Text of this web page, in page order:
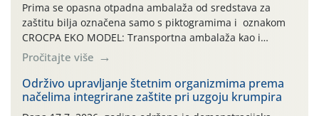
Prima se opasna otpadna ambalaža od sredstava za
zaštitu bilja označena samo s piktogramima i oznakom
CROCPA EKO MODEL: Transportna ambalaža kao i
ambalaža drugih proizvoda koji nisu sredstva za zaštitu
bilja (npr. ambalaža od mineralnih gnojiva,) se ne
prihvaća. Korisnicima je osiguran besplatni povrat
prazne ambalaže isključivo ovih tvrtki: AGROCHEM-MAKS,
AGRONOM, ALBAUGH TKI* (PINUS […]
Pročitajte više
Održivo upravljanje štetnim organizmima prema
načelima integrirane zaštite pri uzgoju krumpira